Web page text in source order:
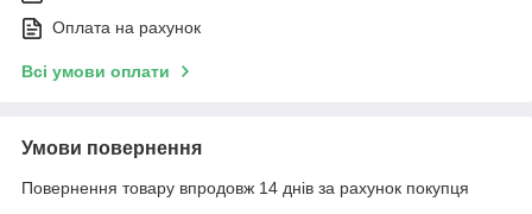
Оплата на рахунок
Всі умови оплати
Умови повернення
Повернення товару впродовж 14 днів за рахунок покупця